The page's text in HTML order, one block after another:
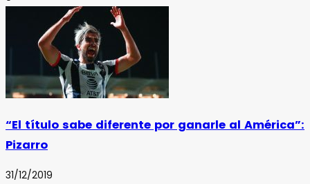
“El título sabe diferente por ganarle al América”:
Pizarro
31/12/2019